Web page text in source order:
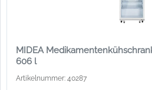
MIDEA
606 l
Artikelnummer: 40287